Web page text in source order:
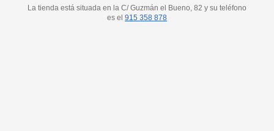
La tienda está situada en la C/ Guzmán el Bueno, 82 y su teléfono
es el 915 358 878